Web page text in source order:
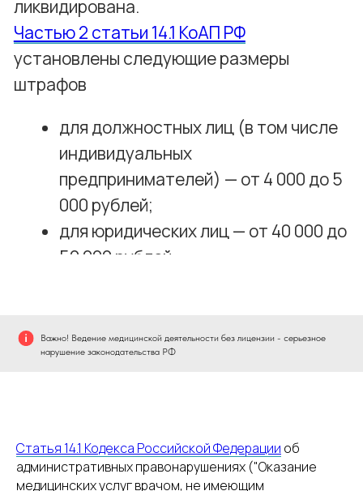
Важно! Ведение медицинской деятельности без лицензии - серьезное
нарушение законодательства РФ
Статья 14.1 Кодекса Российской Федерации об
административных правонарушениях ("Оказание
медицинских услуг врачом, не имеющим